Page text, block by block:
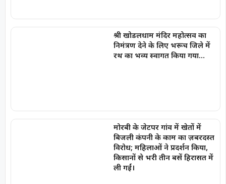
श्री खोडलधाम मंदिर महोत्सव का
निमंत्रण देने के लिए भरूच जिले में
रथ का भव्य स्वागत किया गया…
मोरबी के जेटपर गांव में खेतों में
बिजली कंपनी के काम का ज़बरदस्त
विरोध; महिलाओं ने प्रदर्शन किया,
किसानों से भरी तीन बसें हिरासत में
ली गईं।